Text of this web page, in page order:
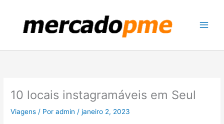
10 locais instagramáveis ​​em Seul
Viagens / Poradmin /janeiro 2, 2023